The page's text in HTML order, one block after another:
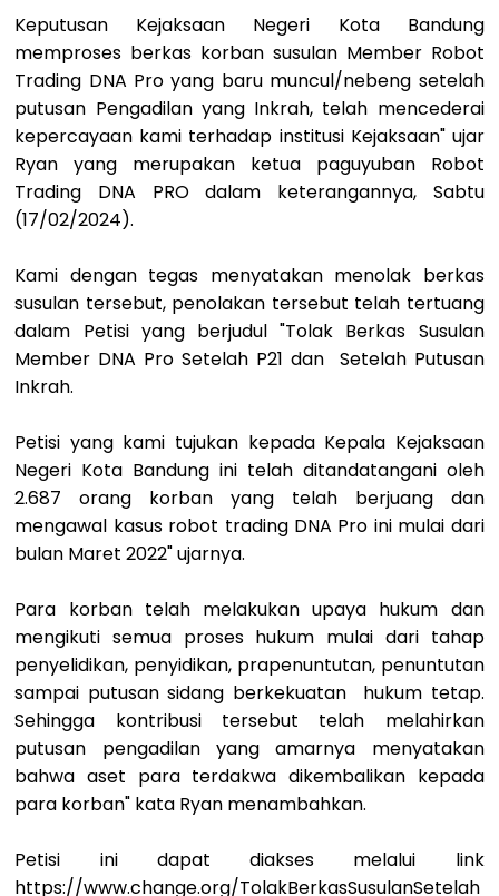
Keputusan Kejaksaan Negeri Kota Bandung
memproses berkas korban susulan Member Robot
Trading DNA Pro yang baru muncul/nebeng setelah
putusan Pengadilan yang Inkrah, telah mencederai
kepercayaan kami terhadap institusi Kejaksaan" ujar
Ryan yang merupakan ketua paguyuban Robot
Trading DNA PRO dalam keterangannya, Sabtu
(17/02/2024).
Kami dengan tegas menyatakan menolak berkas
susulan tersebut, penolakan tersebut telah tertuang
dalam Petisi yang berjudul "Tolak Berkas Susulan
Member DNA Pro Setelah P21 dan Setelah Putusan
Inkrah.
Petisi yang kami tujukan kepada Kepala Kejaksaan
Negeri Kota Bandung ini telah ditandatangani oleh
2.687 orang korban yang telah berjuang dan
mengawal kasus robot trading DNA Pro ini mulai dari
bulan Maret 2022" ujarnya.
Para korban telah melakukan upaya hukum dan
mengikuti semua proses hukum mulai dari tahap
penyelidikan, penyidikan, prapenuntutan, penuntutan
sampai putusan sidang berkekuatan hukum tetap.
Sehingga kontribusi tersebut telah melahirkan
putusan pengadilan yang amarnya menyatakan
bahwa aset para terdakwa dikembalikan kepada
para korban" kata Ryan menambahkan.
Petisi ini dapat diakses melalui link
https://www.change.org/TolakBerkasSusulanSetelah